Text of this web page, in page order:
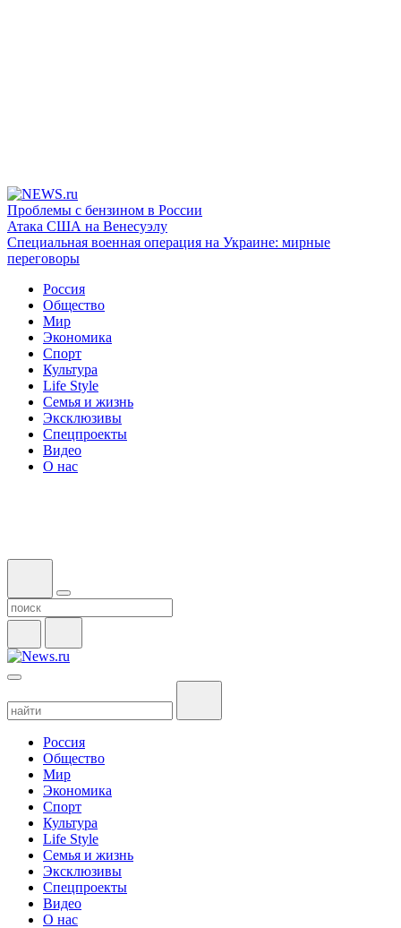
Проблемы с бензином в России
Атака США на Венесуэлу
Специальная военная операция на Украине: мирные
переговоры
Россия
Общество
Мир
Экономика
Спорт
Культура
Life Style
Семья и жизнь
Эксклюзивы
Спецпроекты
Видео
О нас
Россия
Общество
Мир
Экономика
Спорт
Культура
Life Style
Семья и жизнь
Эксклюзивы
Спецпроекты
Видео
О нас